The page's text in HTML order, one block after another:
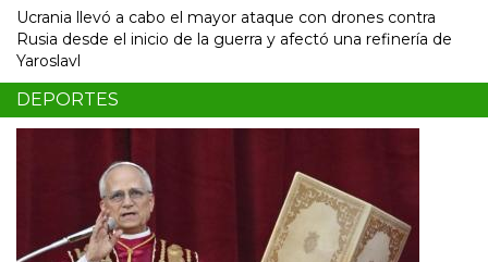
Ucrania llevó a cabo el mayor ataque con drones contra
Rusia desde el inicio de la guerra y afectó una refinería de
Yaroslavl
DEPORTES